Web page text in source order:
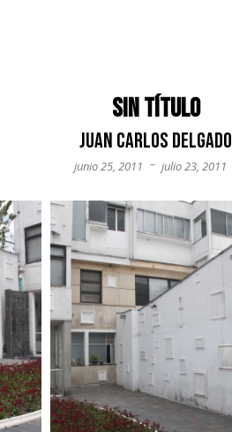
Sin título
Juan Carlos Delgado
junio 25, 2011 – julio 23, 2011